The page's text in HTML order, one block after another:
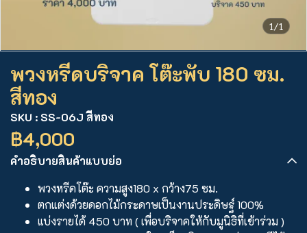
1/1
พวงหรีดบริจาค โต๊ะพับ 180 ซม.
สีทอง
SKU : SS-06J สีทอง
฿4,000
คำอธิบายสินค้าแบบย่อ
พวงหรีดโต๊ะ ความสูง180 x กว้าง75 ซม.
ตกแต่งด้วยดอกไม้กระดาษเป็นงานประดิษฐ์ 100%
แบ่งรายได้ 450 บาท ( เพื่อบริจาคให้กับมูนิธิที่เข้าร่วม )